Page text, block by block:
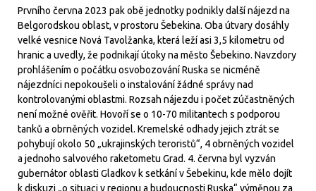
Prvního června 2023 pak obě jednotky podnikly další nájezd na
Belgorodskou oblast, v prostoru Šebekina. Oba útvary dosáhly
velké vesnice Nová Tavolžanka, která leží asi 3,5 kilometru od
hranic a uvedly, že podnikají útoky na město Šebekino. Navzdory
prohlášením o počátku osvobozování Ruska se nicméně
nájezdníci nepokoušeli o instalování žádné správy nad
kontrolovanými oblastmi. Rozsah nájezdu i počet zúčastněných
není možné ověřit. Hovoří se o 10-70 militantech s podporou
tanků a obrněných vozidel. Kremelské odhady jejich ztrát se
pohybují okolo 50 „ukrajinských teroristů“, 4 obrněných vozidel
a jednoho salvového raketometu Grad. 4. června byl vyzván
gubernátor oblasti Gladkov k setkání v Šebekinu, kde mělo dojít
k diskuzi „o situaci v regionu a budoucnosti Ruska“ výměnou za